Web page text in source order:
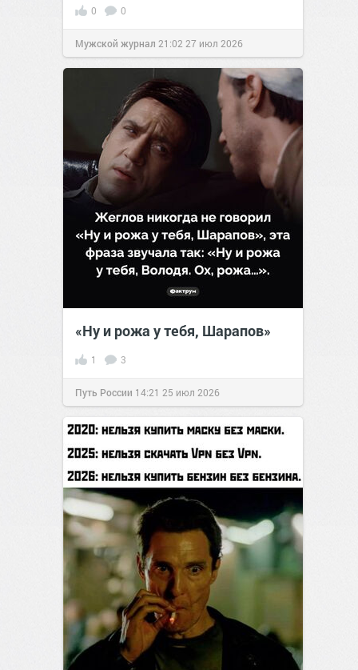
0 0
Мужской журнал 21:02 27 июл 2026
«Ну и рожа у тебя, Шарапов»
1 3
Путь России 14:21 25 июл 2026